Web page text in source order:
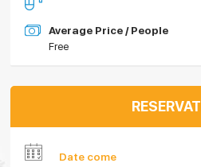
Average Price / People
Free